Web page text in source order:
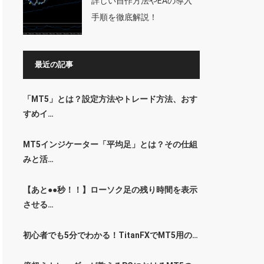
手順を徹底解説！
最近の記事
「MT5」とは？設定方法やトレード方法、おす
すめイ…
MT5インジケーター「平均足」とは？その仕組
みと活…
【あと●●秒！！】ローソク足の残り時間を表示
させる…
初心者でも5分でわかる！TitanFXでMT5用の…